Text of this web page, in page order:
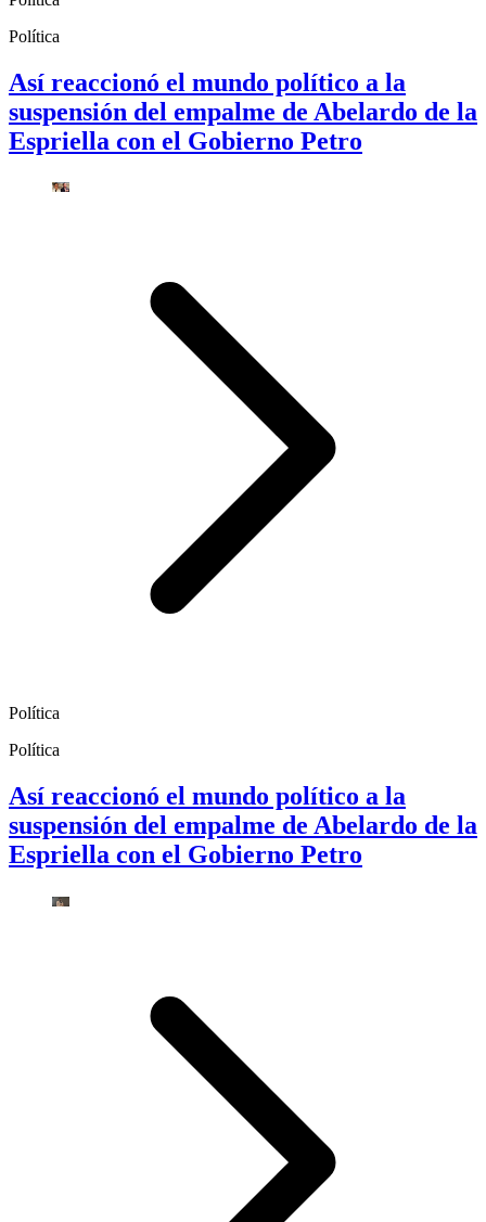
Política
Así reaccionó el mundo político a la
suspensión del empalme de Abelardo de la
Espriella con el Gobierno Petro
Política
Política
Así reaccionó el mundo político a la
suspensión del empalme de Abelardo de la
Espriella con el Gobierno Petro